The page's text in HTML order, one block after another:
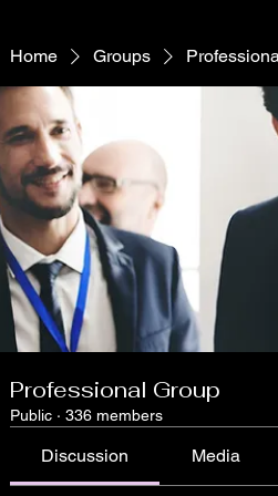
Home Groups
Professional Group
Public · 336 members
Discussion Media